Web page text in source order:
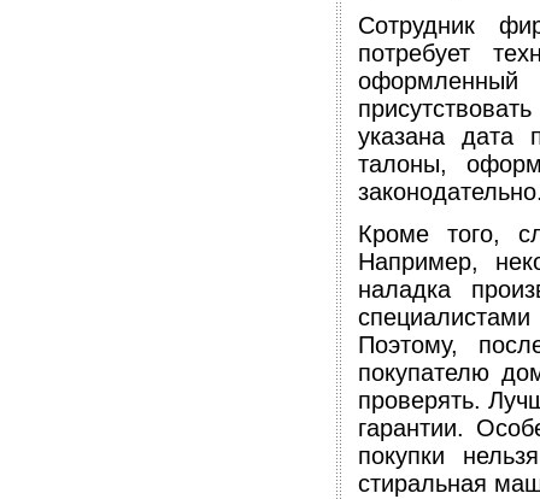
Сотрудник
потребует
указана дата
талоны,
Кроме того,
Например,
наладка
Поэтому,
покупателю
проверять.
гарантии.
покупки
стиральная